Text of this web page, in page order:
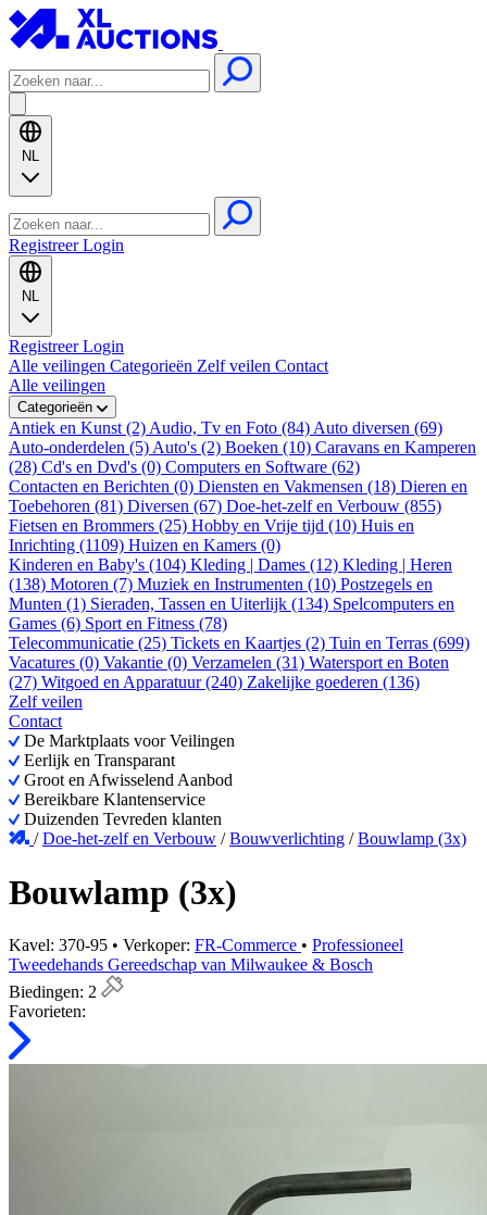
NL
RegistreerLogin
NL
RegistreerLogin
Alle veilingen Categorieën Zelf veilen Contact
Alle veilingen
Categorieën
Antiek en Kunst (2) Audio, Tv en Foto (84) Auto diversen (69)
Auto-onderdelen (5) Auto's (2) Boeken (10) Caravans en Kamperen
(28) Cd's en Dvd's (0) Computers en Software (62)
Contacten en Berichten (0) Diensten en Vakmensen (18) Dieren en
Toebehoren (81) Diversen (67) Doe-het-zelf en Verbouw (855)
Fietsen en Brommers (25) Hobby en Vrije tijd (10) Huis en
Inrichting (1109) Huizen en Kamers (0)
Kinderen en Baby's (104) Kleding | Dames (12) Kleding | Heren
(138) Motoren (7) Muziek en Instrumenten (10) Postzegels en
Munten (1) Sieraden, Tassen en Uiterlijk (134) Spelcomputers en
Games (6) Sport en Fitness (78)
Telecommunicatie (25) Tickets en Kaartjes (2) Tuin en Terras (699)
Vacatures (0) Vakantie (0) Verzamelen (31) Watersport en Boten
(27) Witgoed en Apparatuur (240) Zakelijke goederen (136)
Zelf veilen
Contact
De Marktplaats voor Veilingen
Eerlijk en Transparant
Groot en Afwisselend Aanbod
Bereikbare Klantenservice
Duizenden Tevreden klanten
/Doe-het-zelf en Verbouw /Bouwverlichting /Bouwlamp (3x)
Bouwlamp (3x)
Kavel: 370-95 • Verkoper: FR-Commerce • Professioneel
Tweedehands Gereedschap van Milwaukee & Bosch
Biedingen: 2
Favorieten: